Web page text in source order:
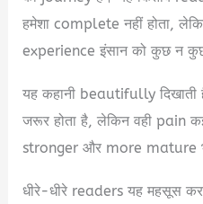
हमेशा complete नहीं होता,
experience इंसान को कुछ न
यह कहानी beautifully
जरूर होता है, लेकिन वही pain
stronger और more mature
धीरे-धीरे readers यह महसूस